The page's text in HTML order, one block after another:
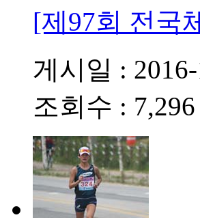
[제97회 전국
게시일 :
조회수 : 7,296